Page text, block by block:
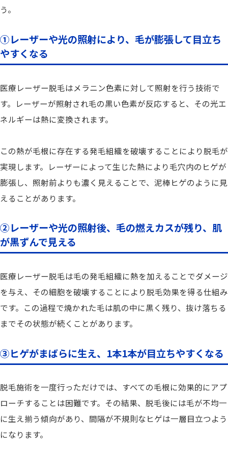
う。
①レーザーや光の照射により、毛が膨張して目立ち
やすくなる
医療レーザー脱毛はメラニン色素に対して照射を行う技術で
す。レーザーが照射され毛の黒い色素が反応すると、その光エ
ネルギーは熱に変換されます。
この熱が毛根に存在する発毛組織を破壊することにより脱毛が
実現します。レーザーによって生じた熱により毛穴内のヒゲが
膨張し、照射前よりも濃く見えることで、泥棒ヒゲのように見
えることがあります。
②レーザーや光の照射後、毛の燃えカスが残り、肌
が黒ずんで見える
医療レーザー脱毛は毛の発毛組織に熱を加えることでダメージ
を与え、その細胞を破壊することにより脱毛効果を得る仕組み
です。この過程で焼かれた毛は肌の中に黒く残り、抜け落ちる
までその状態が続くことがあります。
③ヒゲがまばらに生え、1本1本が目立ちやすくなる
脱毛施術を一度行っただけでは、すべての毛根に効果的にアプ
ローチすることは困難です。その結果、脱毛後には毛が不均一
に生え揃う傾向があり、間隔が不規則なヒゲは一層目立つよう
になります。